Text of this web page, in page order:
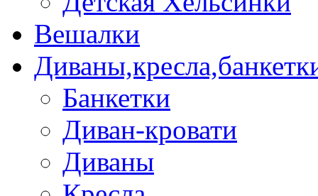
Вешалки
Банкетки
Диван-кровати
Диваны